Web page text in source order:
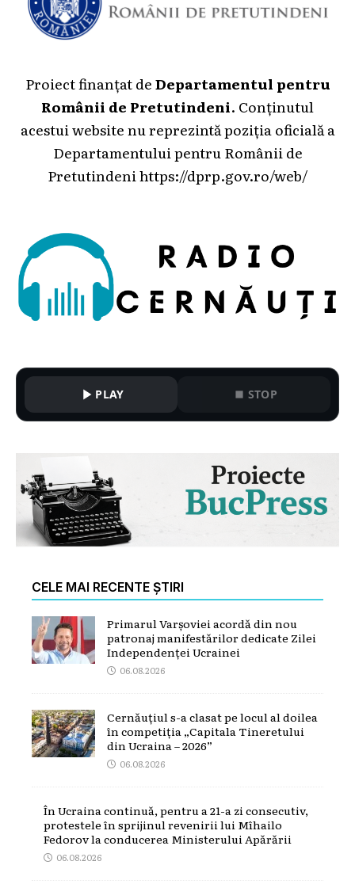
Proiect finanțat deDepartamentul pentru
Românii de Pretutindeni. Conținutul
acestui website nu reprezintă poziția oficială a
Departamentului pentru Românii de
Pretutindeni https://dprp.gov.ro/web/
PLAY STOP
CELE MAI RECENTE ȘTIRI
Primarul Varșoviei acordă din nou
patronaj manifestărilor dedicate Zilei
Independenței Ucrainei
06.08.2026
Cernăuțiul s-a clasat pe locul al doilea
în competiția „Capitala Tineretului
din Ucraina – 2026”
06.08.2026
În Ucraina continuă, pentru a 21-a zi consecutiv,
protestele în sprijinul revenirii lui Mîhailo
Fedorov la conducerea Ministerului Apărării
06.08.2026